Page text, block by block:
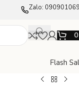
Zalo:
Flash